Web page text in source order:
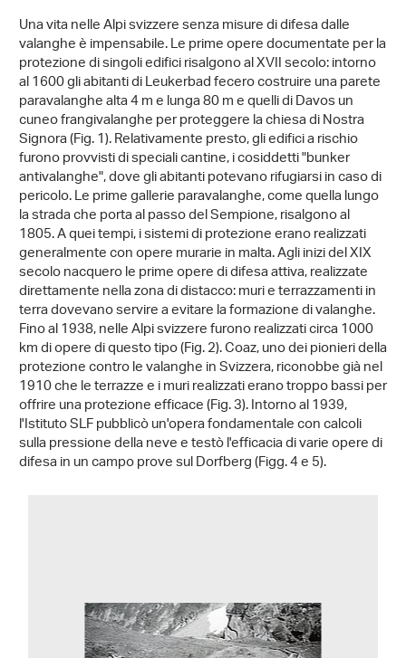
Una vita nelle Alpi svizzere senza misure di difesa dalle
valanghe è impensabile. Le prime opere documentate per la
protezione di singoli edifici risalgono al XVII secolo: intorno
al 1600 gli abitanti di Leukerbad fecero costruire una parete
paravalanghe alta 4 m e lunga 80 m e quelli di Davos un
cuneo frangivalanghe per proteggere la chiesa di Nostra
Signora (Fig. 1). Relativamente presto, gli edifici a rischio
furono provvisti di speciali cantine, i cosiddetti "bunker
antivalanghe", dove gli abitanti potevano rifugiarsi in caso di
pericolo. Le prime gallerie paravalanghe, come quella lungo
la strada che porta al passo del Sempione, risalgono al
1805. A quei tempi, i sistemi di protezione erano realizzati
generalmente con opere murarie in malta. Agli inizi del XIX
secolo nacquero le prime opere di difesa attiva, realizzate
direttamente nella zona di distacco: muri e terrazzamenti in
terra dovevano servire a evitare la formazione di valanghe.
Fino al 1938, nelle Alpi svizzere furono realizzati circa 1000
km di opere di questo tipo (Fig. 2). Coaz, uno dei pionieri della
protezione contro le valanghe in Svizzera, riconobbe già nel
1910 che le terrazze e i muri realizzati erano troppo bassi per
offrire una protezione efficace (Fig. 3). Intorno al 1939,
l'Istituto SLF pubblicò un'opera fondamentale con calcoli
sulla pressione della neve e testò l'efficacia di varie opere di
difesa in un campo prove sul Dorfberg (Figg. 4 e 5).